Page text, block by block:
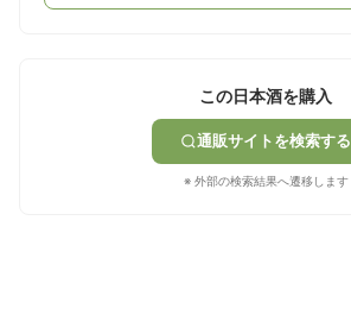
この日本酒を購入
通販サイトを検索する
※ 外部の検索結果へ遷移します